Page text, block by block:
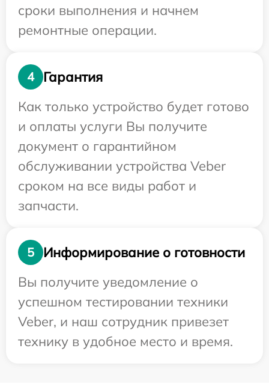
сроки выполнения и начнем
ремонтные операции.
4
Гарантия
Как только устройство будет готово
и оплаты услуги Вы получите
документ о гарантийном
обслуживании устройства Veber
сроком на все виды работ и
запчасти.
5
Информирование о готовности
Вы получите уведомление о
успешном тестировании техники
Veber, и наш сотрудник привезет
технику в удобное место и время.